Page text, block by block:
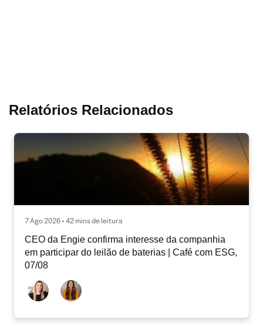
Relatórios Relacionados
7 Ago 2026 • 42 mins de leitura
CEO da Engie confirma interesse da companhia
em participar do leilão de baterias | Café com ESG,
07/08